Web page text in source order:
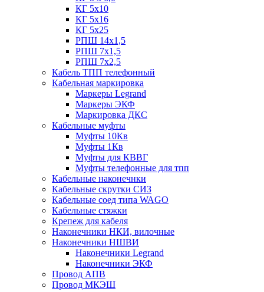
КГ 5х10
КГ 5х16
КГ 5х25
РПШ 14х1,5
РПШ 7х1,5
РПШ 7х2,5
Кабель ТПП телефонный
Кабельная маркировка
Маркеры Legrand
Маркеры ЭКФ
Маркировка ДКС
Кабельные муфты
Муфты 10Кв
Муфты 1Кв
Муфты для КВВГ
Муфты телефонные для тпп
Кабельные наконечнки
Кабельные скрутки СИЗ
Кабельные соед типа WAGO
Кабельные стяжки
Крепеж для кабеля
Наконечники НКИ, вилочные
Наконечники НШВИ
Наконечники Legrand
Наконечники ЭКФ
Провод АПВ
Провод МКЭШ